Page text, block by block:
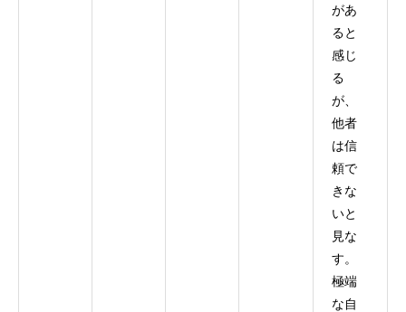
があ
ると
感じ
る
が、
他者
は信
頼で
きな
いと
見な
す。
極端
な自